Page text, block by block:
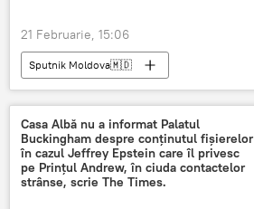
21 Februarie, 15:06
Sputnik Moldova🇲🇩
Casa Albă nu a informat Palatul
Buckingham despre conținutul fișierelor
în cazul Jeffrey Epstein care îl privesc
pe Prințul Andrew, în ciuda contactelor
strânse, scrie The Times.